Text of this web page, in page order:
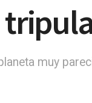
muy